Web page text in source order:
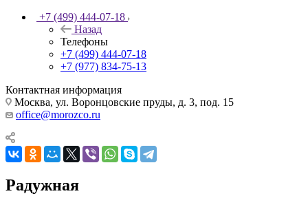
+7 (499) 444-07-18
Назад
Телефоны
+7 (499) 444-07-18
+7 (977) 834-75-13
Контактная информация
Москва, ул. Воронцовские пруды, д. 3, под. 15
office@morozco.ru
Радужная